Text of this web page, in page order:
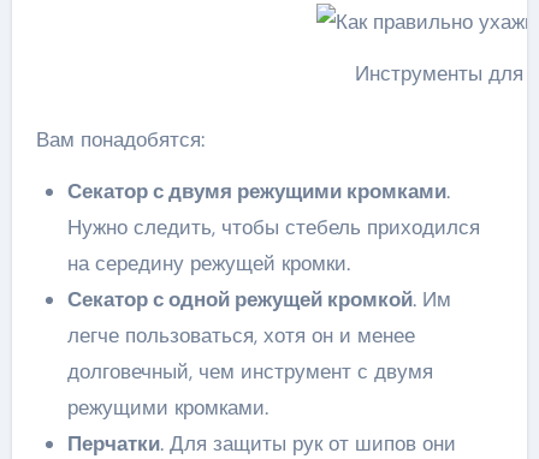
Инструменты для
Вам понадобятся:
Секатор с двумя режущими кромками.
Нужно следить, чтобы стебель приходился
на середину режущей кромки.
Секатор с одной режущей кромкой. Им
легче пользоваться, хотя он и менее
долговечный, чем инструмент с двумя
режущими кромками.
Перчатки. Для защиты рук от шипов они